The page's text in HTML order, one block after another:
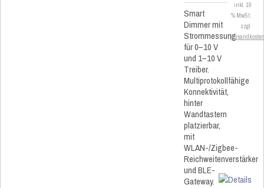
Smart
Dimmer mit
Strommessung
für 0–10 V
und 1–10 V
Treiber.
Multiprotokollfähige
Konnektivität,
hinter
Wandtastern
platzierbar,
mit
WLAN-/Zigbee-
Reichweitenverstärker
und BLE-
Gateway.
inkl. 19
% MwSt.
zzgl.
Versandkosten